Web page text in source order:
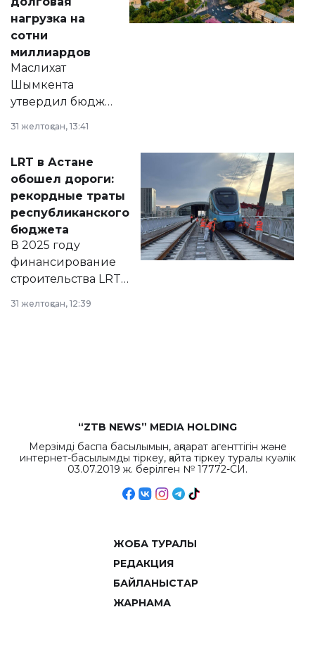
нагрузка на
сотни
миллиардов
Маслихат
Шымкента
утвердил бюджет
2028 годы.
документ
появился в базе
нормативных
правовых актов и
на сайте маслихат
города.
31 желтоқсан, 13:41
LRT в Астане
обошел дороги:
рекордные траты
республиканского
бюджета
В 2025 году
финансирование
строительства LRT
республиканского
31 желтоқсан, 12:39
“ZTB NEWS” MEDIA HOLDING
Мерзімді баспа басылымын, ақпарат агенттігін және
интернет-басылымды тіркеу, қайта тіркеу туралы куәлік
03.07.2019 ж. берілген № 17772-СИ.
ЖОБА ТУРАЛЫ
РЕДАКЦИЯ
БАЙЛАНЫСТАР
ЖАРНАМА